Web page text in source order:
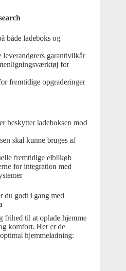
både ladeboks og
leverandørers garantivilkår
for
fremtidige opgraderinger
beskytter ladeboksen mod
skal kunne bruges af
fremtidige elbilkøb
for integration med
du godt i gang med
frihed til at oplade hjemme
komfort. Her er de
hjemmeladning: